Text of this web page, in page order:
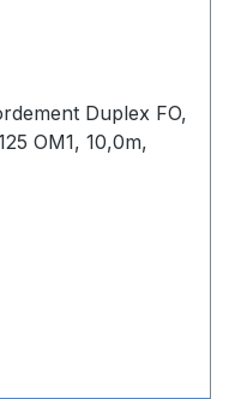
Duplex FO,
OM1, 10,0m,